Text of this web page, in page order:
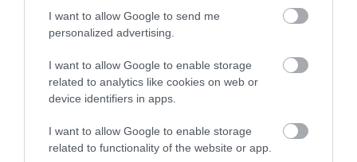
I want to allow Google to send me
personalized advertising.
I want to allow Google to enable storage
related to analytics like cookies on web or
device identifiers in apps.
I want to allow Google to enable storage
related to functionality of the website or app.
HOLTAN SZÁLLÍTOTTÁK HAZA A 80 ÉVES
ASSZONYT A HATVANI KÓR...
2026. augusztus 06
GÁRDONYI MESEKERT VÁRJA A
CSALÁDOKAT – HÁROM NAPON ÁT ING...